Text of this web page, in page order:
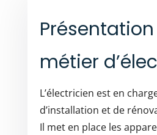
métier
L’électricien est en
d’installation et de
Il met en place les